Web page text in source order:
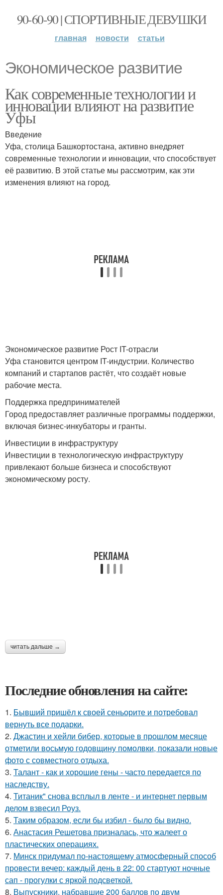
90-60-90 | СПОРТИВНЫЕ ДЕВУШКИ
главная новости статьи
Экономическое развитие
Как современные технологии и
инновации влияют на развитие
Уфы
Введение
Уфа, столица Башкортостана, активно внедряет
современные технологии и инновации, что способствует
её развитию. В этой статье мы рассмотрим, как эти
изменения влияют на город.
Экономическое развитие Рост IT-отрасли
Уфа становится центром IT-индустрии. Количество
компаний и стартапов растёт, что создаёт новые
рабочие места.
Поддержка предпринимателей
Город предоставляет различные программы поддержки,
включая бизнес-инкубаторы и гранты.
Инвестиции в инфраструктуру
Инвестиции в технологическую инфраструктуру
привлекают больше бизнеса и способствуют
экономическому росту.
читать дальше →
Последние обновления на сайте:
1. Бывший пришёл к своей сеньорите и потребовал
вернуть все подарки.
2. Джастин и хейли бибер, которые в прошлом месяце
отметили восьмую годовщину помолвки, показали новые
фото с совместного отдыха.
3. Талант - как и хорошие гены - часто передается по
наследству.
4. Титаник" снова всплыл в ленте - и интернет первым
делом взвесил Роуз.
5. Таким образом, если бы избил - было бы видно.
6. Анастасия Решетова призналась, что жалеет о
пластических операциях.
7. Минск придумал по-настоящему атмосферный способ
провести вечер: каждый день в 22: 00 стартуют ночные
сап - прогулки с яркой подсветкой.
8. Выпускники, набравшие 200 баллов по двум